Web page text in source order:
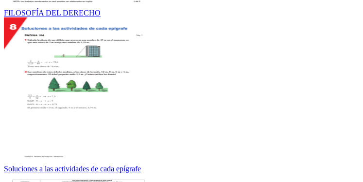
FILOSOFÍA DEL DERECHO
Soluciones a las actividades de cada epígrafe